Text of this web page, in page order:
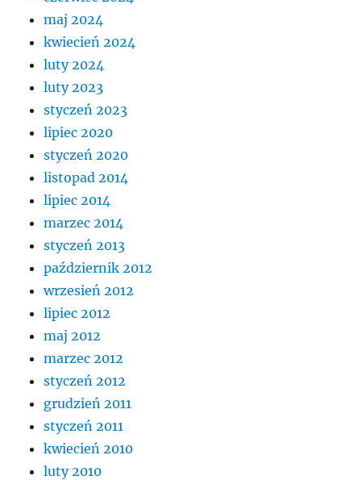
maj 2024
kwiecień 2024
luty 2024
luty 2023
styczeń 2023
lipiec 2020
styczeń 2020
listopad 2014
lipiec 2014
marzec 2014
styczeń 2013
październik 2012
wrzesień 2012
lipiec 2012
maj 2012
marzec 2012
styczeń 2012
grudzień 2011
styczeń 2011
kwiecień 2010
luty 2010